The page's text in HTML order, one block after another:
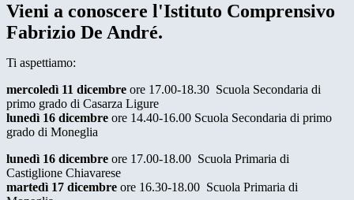
Vieni a conoscere l'Istituto Comprensivo
Fabrizio De André.
Ti aspettiamo:
mercoledì 11 dicembre ore 17.00-18.30 Scuola Secondaria di
primo grado di Casarza Ligure
lunedì 16 dicembre ore 14.40-16.00 Scuola Secondaria di primo
grado di Moneglia
lunedì 16 dicembre ore 17.00-18.00 Scuola Primaria di
Castiglione Chiavarese
martedì 17 dicembre ore 16.30-18.00 Scuola Primaria di